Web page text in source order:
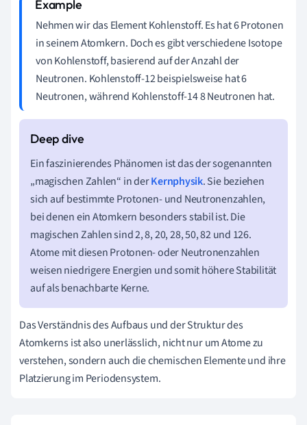
Nehmen wir das Element Kohlenstoff. Es hat 6 Protonen
in seinem Atomkern. Doch es gibt verschiedene Isotope
von Kohlenstoff, basierend auf der Anzahl der
Neutronen. Kohlenstoff-12 beispielsweise hat 6
Neutronen, während Kohlenstoff-14 8 Neutronen hat.
Ein faszinierendes Phänomen ist das der sogenannten
„magischen Zahlen“ in derKernphysik. Sie beziehen
sich auf bestimmte Protonen- und Neutronenzahlen,
bei denen ein Atomkern besonders stabil ist. Die
magischen Zahlen sind 2, 8, 20, 28, 50, 82 und 126.
Atome mit diesen Protonen- oder Neutronenzahlen
weisen niedrigere Energien und somit höhere Stabilität
auf als benachbarte Kerne.
Das Verständnis des Aufbaus und der Struktur des
Atomkerns ist also unerlässlich, nicht nur um Atome zu
verstehen, sondern auch die chemischen Elemente und ihre
Platzierung im Periodensystem.